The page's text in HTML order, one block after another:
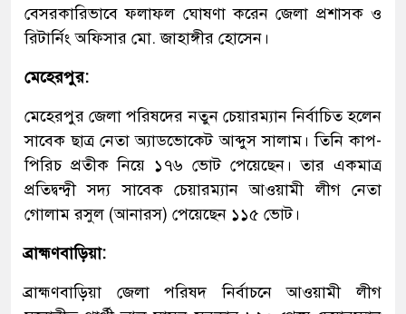
বেসরকারিভাবে ফলাফল ঘোষণা করেন জেলা প্রশাসক ও
রিটার্নিং অফিসার মো. জাহাঙ্গীর হোসেন।
মেহেরপুর:
মেহেরপুর জেলা পরিষদের নতুন চেয়ারম্যান নির্বাচিত হলেন
সাবেক ছাত্র নেতা অ্যাডভোকেট আব্দুস সালাম। তিনি কাপ-
পিরিচ প্রতীক নিয়ে ১৭৬ ভোট পেয়েছেন। তার একমাত্র
প্রতিদ্বন্দ্বী সদ্য সাবেক চেয়ারম্যান আওয়ামী লীগ নেতা
গোলাম রসুল (আনারস) পেয়েছেন ১১৫ ভোট।
ব্রাহ্মণবাড়িয়া:
ব্রাহ্মণবাড়িয়া জেলা পরিষদ নির্বাচনে আওয়ামী লীগ